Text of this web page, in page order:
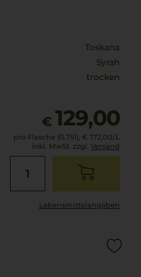
Toskana
Syrah
trocken
€ 129,00
pro Flasche (0.75l), € 172,00/L
inkl. MwSt. zzgl. Versand
Lebensmittel­angaben